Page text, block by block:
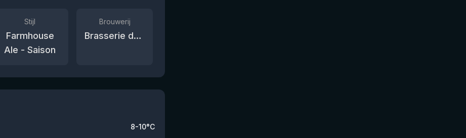
Stijl
Farmhouse
Ale - Saison
Brouwerij
Brasserie des Légendes
8-10°C